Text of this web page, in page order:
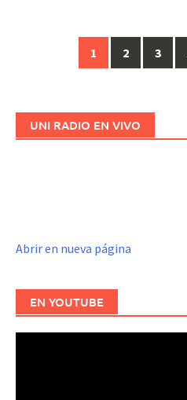
entradas
1 2 3
UNI RADIO EN VIVO
Abrir en nueva página
EN YOUTUBE